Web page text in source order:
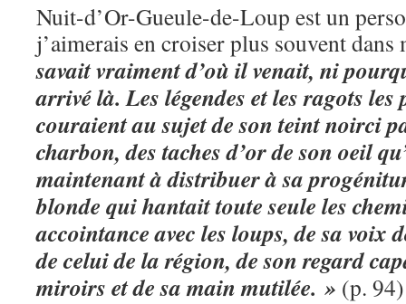
Nuit-d’Or-Gueule-de-Loup est un
j’aimerais en croiser plus souvent
savait vraiment d’où il venait, ni
arrivé là. Les légendes et les ragots les
couraient au sujet de son teint noirci
charbon, des taches d’or de son oeil
maintenant à distribuer à sa
blonde qui hantait toute seule les
accointance avec les loups, de sa voix
de celui de la région, de son regard
miroirs et de sa main mutilée. » (p. 94)